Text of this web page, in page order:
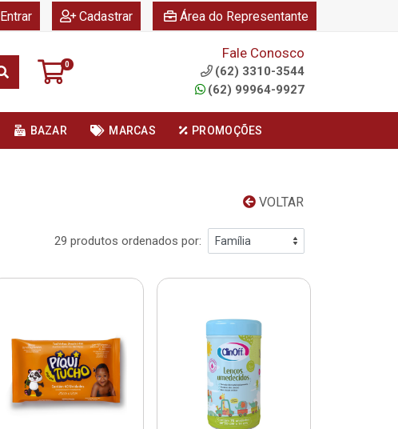
Entrar Cadastrar Área do Representante
0
Fale Conosco
(62) 3310-3544
(62) 99964-9927
BAZAR MARCAS PROMOÇÕES
VOLTAR
29 produtos ordenados por: